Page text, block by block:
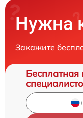
Нужна
Закажите
Бесплатная